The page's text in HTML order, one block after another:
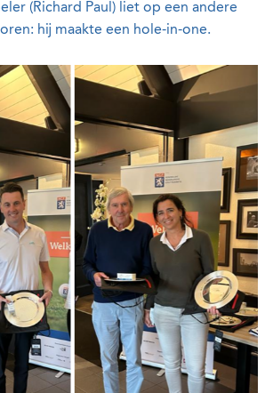
(Richard Paul) liet op een andere
hij maakte een hole-in-one.